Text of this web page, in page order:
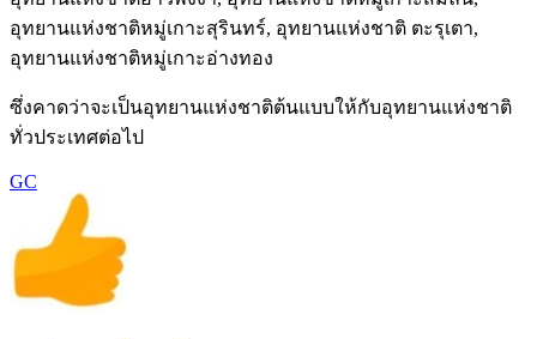
อุทยานแห่งชาติหมู่เกาะสุรินทร์, อุทยานแห่งชาติ ตะรุเตา,
อุทยานแห่งชาติหมู่เกาะอ่างทอง
ซึ่งคาดว่าจะเป็นอุทยานแห่งชาติต้นแบบให้กับอุทยานแห่งชาติ
ทั่วประเทศต่อไป
GC